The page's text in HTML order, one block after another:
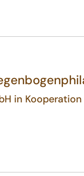
in